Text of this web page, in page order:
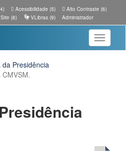
Acessibilidade (5)
Alto Contraste (6)
(8) VLibras (9) Administrador
Toggle
da Presidência